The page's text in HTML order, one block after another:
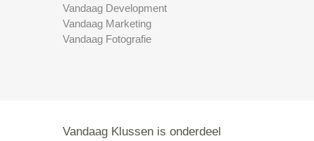
Vandaag Development
Vandaag Marketing
Vandaag Fotografie
Vandaag Klussen is onderdeel